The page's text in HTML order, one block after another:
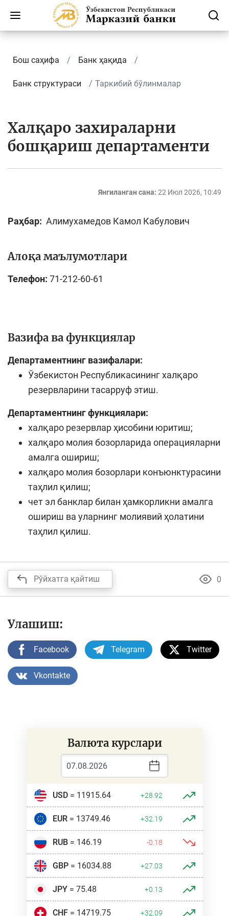
Бош саҳифа Банк ҳақида
Банк структураси Таркибий бўлинмалар
Халқаро захираларни
бошқариш департаменти
Янгиланган сана: 22 Июл 2026, 10:49
Раҳбар: Алимухамедов Камол Кабулович
Алоқа маълумотлари
Телефон: 71-212-60-61
Вазифа ва функциялар
Департаментнинг вазифалари:
Ўзбекистон Республикасининг халқаро
резервларини тасарруф этиш.
Департаментнинг функциялари:
халқаро резервлар ҳисобини юритиш;
халқаро молия бозорларида операцияларни
амалга ошириш;
халқаро молия бозорлари конъюнктурасини
таҳлил қилиш;
чет эл банклар билан ҳамкорликни амалга
ошириш ва уларнинг молиявий ҳолатини
таҳлил қилиш.
Рўйхатга қайтиш 0
Улашиш:
Facebook Telegram Twitter
Vkontakte
Валюта курслари
USD= 11915.64 +28.92
EUR= 13749.46 +32.19
RUB= 146.19 -0.18
GBP= 16034.88 +27.03
JPY= 75.48 +0.13
CHF= 14719.75 +32.09